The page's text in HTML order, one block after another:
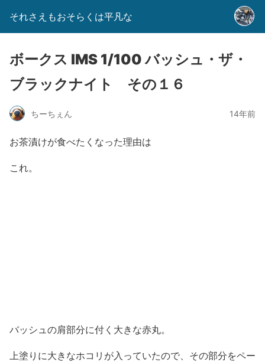
それさえもおそらくは平凡な
ボークス IMS 1/100 バッシュ・ザ・
ブラックナイト その１６
ちーちぇん 14年前
お茶漬けが食べたくなった理由は
これ。
バッシュの肩部分に付く大きな赤丸。
上塗りに大きなホコリが入っていたので、その部分をペー